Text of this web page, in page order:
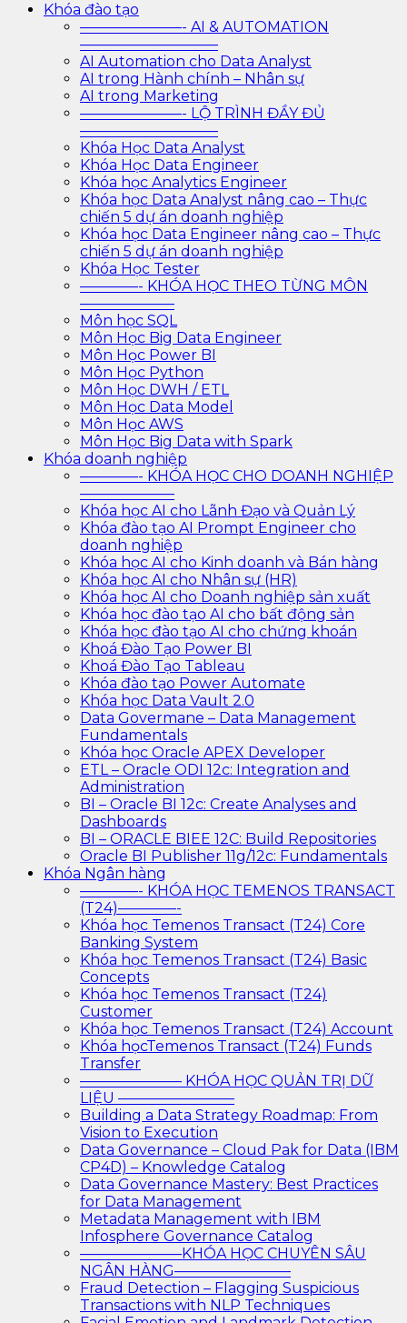
Khóa đào tạo
———————- AI & AUTOMATION
—————————–
AI Automation cho Data Analyst
AI trong Hành chính – Nhân sự
AI trong Marketing
———————- LỘ TRÌNH ĐẦY ĐỦ
—————————–
Khóa Học Data Analyst
Khóa Học Data Engineer
Khóa học Analytics Engineer
Khóa học Data Analyst nâng cao – Thực
chiến 5 dự án doanh nghiệp
Khóa học Data Engineer nâng cao – Thực
chiến 5 dự án doanh nghiệp
Khóa Học Tester
————- KHÓA HỌC THEO TỪNG MÔN
——————–
Môn học SQL
Môn Học Big Data Engineer
Môn Học Power BI
Môn Học Python
Môn Học DWH / ETL
Môn Học Data Model
Môn Học AWS
Môn Học Big Data with Spark
Khóa doanh nghiệp
————- KHÓA HỌC CHO DOANH NGHIỆP
——————–
Khóa học AI cho Lãnh Đạo và Quản Lý
Khóa đào tạo AI Prompt Engineer cho
doanh nghiệp
Khóa học AI cho Kinh doanh và Bán hàng
Khóa học AI cho Nhân sự (HR)
Khóa học AI cho Doanh nghiệp sản xuất
Khóa học đào tạo AI cho bất động sản
Khóa học đào tạo AI cho chứng khoán
Khoá Đào Tạo Power BI
Khoá Đào Tạo Tableau
Khóa đào tạo Power Automate
Khóa học Data Vault 2.0
Data Govermane – Data Management
Fundamentals
Khóa học Oracle APEX Developer
ETL – Oracle ODI 12c: Integration and
Administration
BI – Oracle BI 12c: Create Analyses and
Dashboards
BI – ORACLE BIEE 12C: Build Repositories
Oracle BI Publisher 11g/12c: Fundamentals
Khóa Ngân hàng
————- KHÓA HỌC TEMENOS TRANSACT
(T24)————-
Khóa học Temenos Transact (T24) Core
Banking System
Khóa học Temenos Transact (T24) Basic
Concepts
Khóa học Temenos Transact (T24)
Customer
Khóa học Temenos Transact (T24) Account
Khóa họcTemenos Transact (T24) Funds
Transfer
——————— KHÓA HỌC QUẢN TRỊ DỮ
LIỆU ————————
Building a Data Strategy Roadmap: From
Vision to Execution
Data Governance – Cloud Pak for Data (IBM
CP4D) – Knowledge Catalog
Data Governance Mastery: Best Practices
for Data Management
Metadata Management with IBM
Infosphere Governance Catalog
———————KHÓA HỌC CHUYÊN SÂU
NGÂN HÀNG————————
Fraud Detection – Flagging Suspicious
Transactions with NLP Techniques